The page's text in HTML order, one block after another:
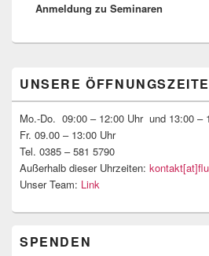
Beitrag:
Anmeldung zu Seminaren
Seitenleisten-
Widgetbereich
UNSERE
Mo.-Do. 09:00 – 12:00 Uhr und 13:00 –
Fr. 09.00 – 13:00 Uhr
Tel. 0385 – 581 5790
Außerhalb dieser Uhrzeiten:
Unser Team: Link
SPENDEN